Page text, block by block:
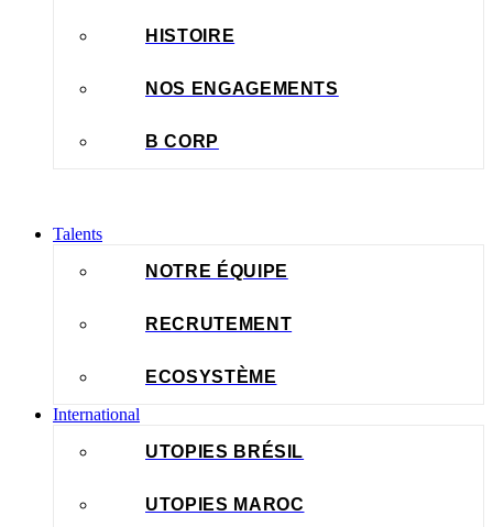
HISTOIRE
NOS ENGAGEMENTS
B CORP
Talents
NOTRE ÉQUIPE
RECRUTEMENT
ECOSYSTÈME
International
UTOPIES BRÉSIL
UTOPIES MAROC